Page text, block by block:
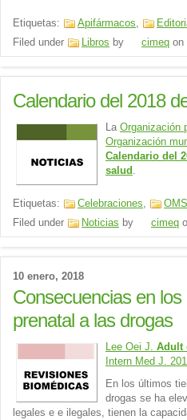
Etiquetas: Apifármacos,
Filed under
Libros by cimeq on
Calendario del 2018
La Organización
Organización
Calendario del
salud .
Etiquetas: Celebraciones, OMS
Filed under
Noticias by cimeq
10 enero, 2018
Consecuencias en
prenatal a las drogas
Lee Oei J. Adult
Intern Med J.
En los últimos
drogas se ha
legales e e ilegales, tienen la